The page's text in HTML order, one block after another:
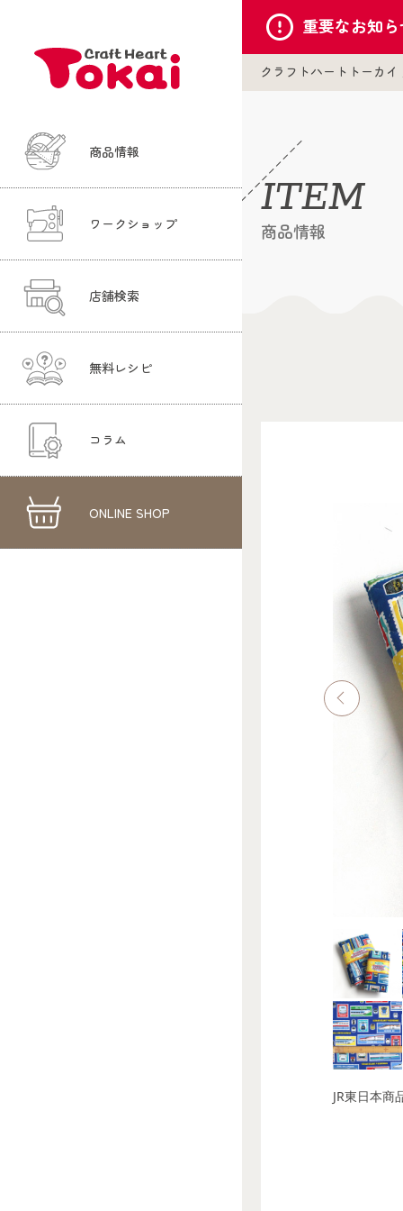
商品情報
ワークショップ
店舗検索
無料レシピ
コラム
ONLINE SHOP
重要なお知
クラフトハートトーカイ
ITEM
商品情報
JR東日本商